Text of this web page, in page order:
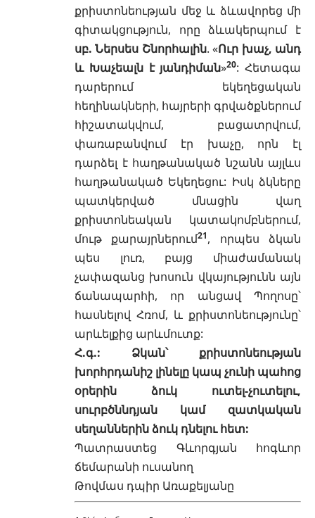
քրիստոնեության մեջ և ձևավորեց մի
գիտակցություն, որը ձևակերպում է
սբ. Ներսես Շնորհալին. «Ուր խաչ, անդ
և Խաչեալն է յանդիման»20: Հետագա
դարերում եկեղեցական
հեղինակների, հայրերի գրվածքներում
հիշատակվում, բացատրվում,
փառաբանվում էր խաչը, որն էլ
դարձել է հաղթանակած նշանն այլևս
հաղթանակած Եկեղեցու: Իսկ ձկները
պատկերված մնացին վաղ
քրիստոնեական կատակոմբներում,
մութ քարայրներում21, որպես ձկան
պես լուռ, բայց միաժամանակ
չափազանց խոսուն վկայությունն այն
ճանապարհի, որ անցավ Պողոսը՝
հասնելով Հռոմ, և քրիստոնեությունը՝
արևելքից արևմուտք:
Հ.գ.: Ձկան՝ քրիստոնեության
խորհրդանիշ լինելը կապ չունի պահոց
օրերին ձուկ ուտել-չուտելու,
սուրբծննդյան կամ զատկական
սեղաններին ձուկ դնելու հետ:
Պատրաստեց Գևորգյան հոգևոր
ճեմարանի ուսանող
Թովմաս դպիր Առաքելյանը